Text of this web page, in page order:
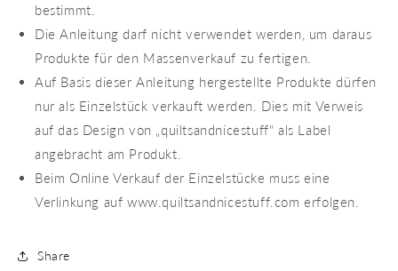
bestimmt.
Die Anleitung darf nicht verwendet werden, um daraus
Produkte für den Massenverkauf zu fertigen.
Auf Basis dieser Anleitung hergestellte Produkte dürfen
nur als Einzelstück verkauft werden. Dies mit Verweis
auf das Design von „quiltsandnicestuff“ als Label
angebracht am Produkt.
Beim Online Verkauf der Einzelstücke muss eine
Verlinkung auf www.quiltsandnicestuff.com erfolgen.
Share